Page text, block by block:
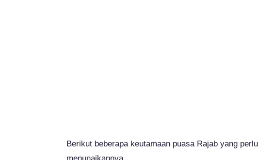
Berikut beberapa keutamaan puasa Rajab yang